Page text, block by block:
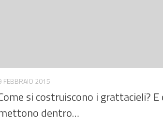
FEBBRAIO 2015
si costruiscono i grattacieli? E
dentro…